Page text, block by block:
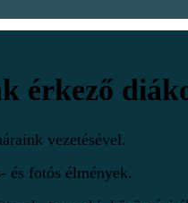
érkező
vezetésével.
és fotós élmények.